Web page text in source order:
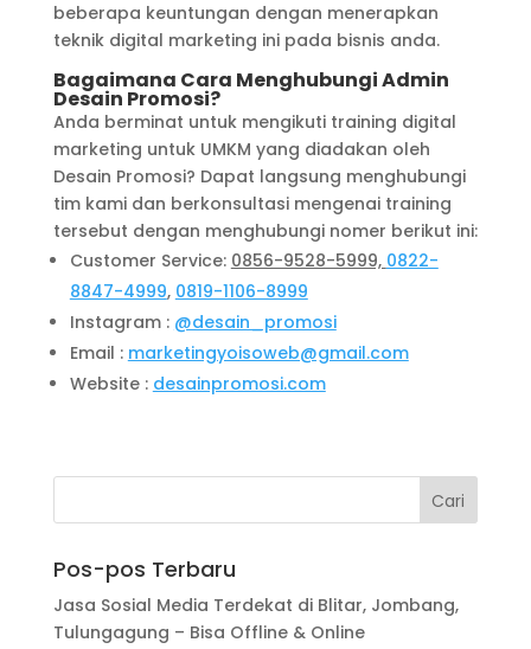
beberapa keuntungan dengan menerapkan
teknik digital marketing ini pada bisnis anda.
Bagaimana Cara Menghubungi Admin
Desain Promosi?
Anda berminat untuk mengikuti training digital
marketing untuk UMKM yang diadakan oleh
Desain Promosi? Dapat langsung menghubungi
tim kami dan berkonsultasi mengenai training
tersebut dengan menghubungi nomer berikut ini:
Customer Service: 0856-9528-5999, 0822-
8847-4999, 0819-1106-8999
Instagram : @desain_promosi
Email : marketingyoisoweb@gmail.com
Website : desainpromosi.com
Pos-pos Terbaru
Jasa Sosial Media Terdekat di Blitar, Jombang,
Tulungagung – Bisa Offline & Online